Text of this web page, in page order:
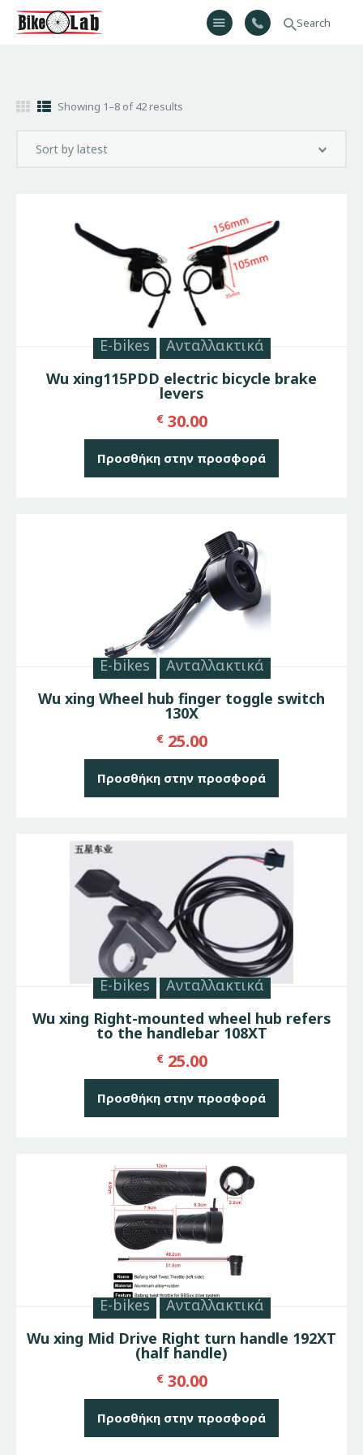
Bikelab
Σχετικά Με Εμάς
Προϊόντα
Επικοινωνία
H λίστα μου
Showing 1–8 of 42 results
E-bikes
Ανταλλακτικά
Wu xing115PDD electric bicycle brake
levers
€ 30.00
Προσθήκη στην προσφορά
E-bikes
Ανταλλακτικά
Wu xing Wheel hub finger toggle switch
130X
€ 25.00
Προσθήκη στην προσφορά
E-bikes
Ανταλλακτικά
Wu xing Right-mounted wheel hub refers
to the handlebar 108XT
€ 25.00
Προσθήκη στην προσφορά
E-bikes
Ανταλλακτικά
Wu xing Mid Drive Right turn handle 192XT
(half handle)
€ 30.00
Προσθήκη στην προσφορά